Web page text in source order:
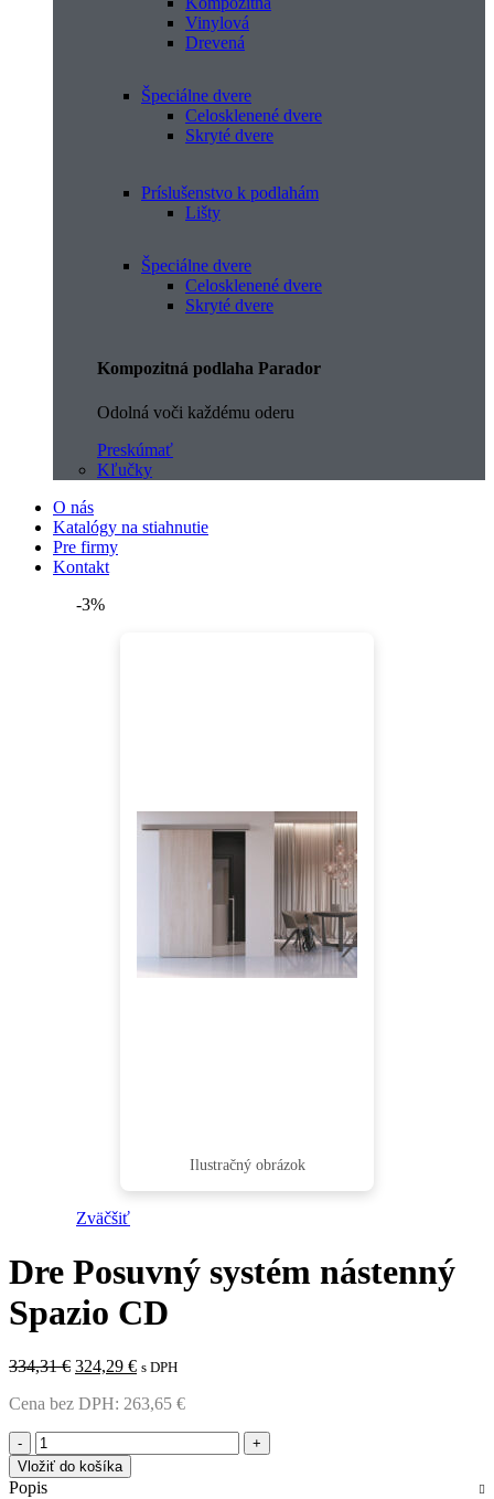
Vinylová
Drevená
Špeciálne dvere
Celosklenené dvere
Skryté dvere
Príslušenstvo k podlahám
Lišty
Špeciálne dvere
Celosklenené dvere
Skryté dvere
Kompozitná podlaha Parador
Odolná voči každému oderu
Preskúmať
Kľučky
O nás
Katalógy na stiahnutie
Pre firmy
Kontakt
-3%
Zväčšiť
Dre Posuvný systém nástenný
Spazio CD
334,31€ Pôvodná
bola:
324,29 €Aktuálna
je:
s DPH
Cena bez DPH: 263,65 €
množstvo
Dre
Posuvný
Vložiť do košíka
Popis